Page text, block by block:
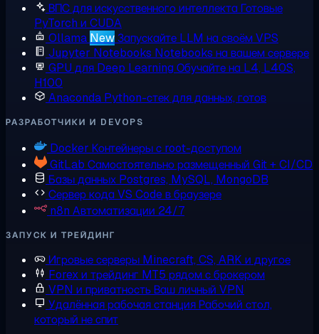
ВПС для искусственного интеллектаГотовые
PyTorch и CUDA
Ollama NewЗапускайте LLM на своём VPS
Jupyter Notebooks Notebooks на вашем сервере
GPU для Deep Learning Обучайте на L4, L40S,
H100
Anaconda Python-стек для данных, готов
РАЗРАБОТЧИКИ И DEVOPS
Docker Контейнеры с root-доступом
GitLab Самостоятельно размещенный Git + CI/CD
Базы данных Postgres, MySQL, MongoDB
Сервер кодаVS Code в браузере
n8n Автоматизации 24/7
ЗАПУСК И ТРЕЙДИНГ
Игровые серверы Minecraft, CS, ARK и другое
Forex и трейдинг MT5 рядом с брокером
VPN и приватностьВаш личный VPN
Удалённая рабочая станцияРабочий стол,
который не спит